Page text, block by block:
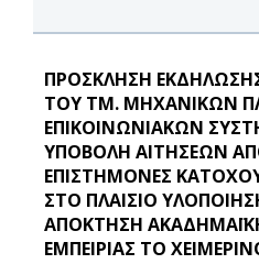
ΠΡΟΣΚΛΗΣΗ
ΤΟΥ ΤΜ. ΜΗΧΑΝΙΚΩΝ
ΕΠΙΚΟΙΝΩΝΙΑΚΩΝ
ΥΠΟΒΟΛΗ ΑΙΤΗΣΕΩΝ
ΕΠΙΣΤΗΜΟΝΕΣ
ΣΤΟ ΠΛΑΙΣΙΟ
ΑΠΟΚΤΗΣΗ
ΕΜΠΕΙΡΙΑΣ ΤΟ